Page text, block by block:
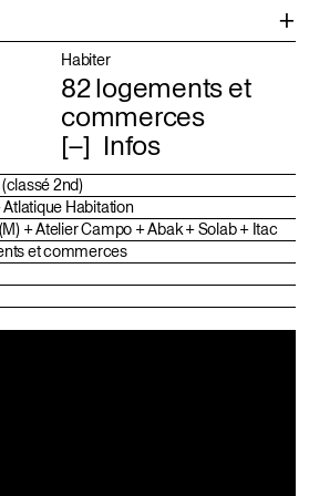
Sélection
Projets
Profil
Identité
Équipe
Distinctions
Contact
Habiter
82 logements et
commerces
Infos
2nd)
Habitation
+ Atelier Campo + Abak + Solab + Itac
et commerces